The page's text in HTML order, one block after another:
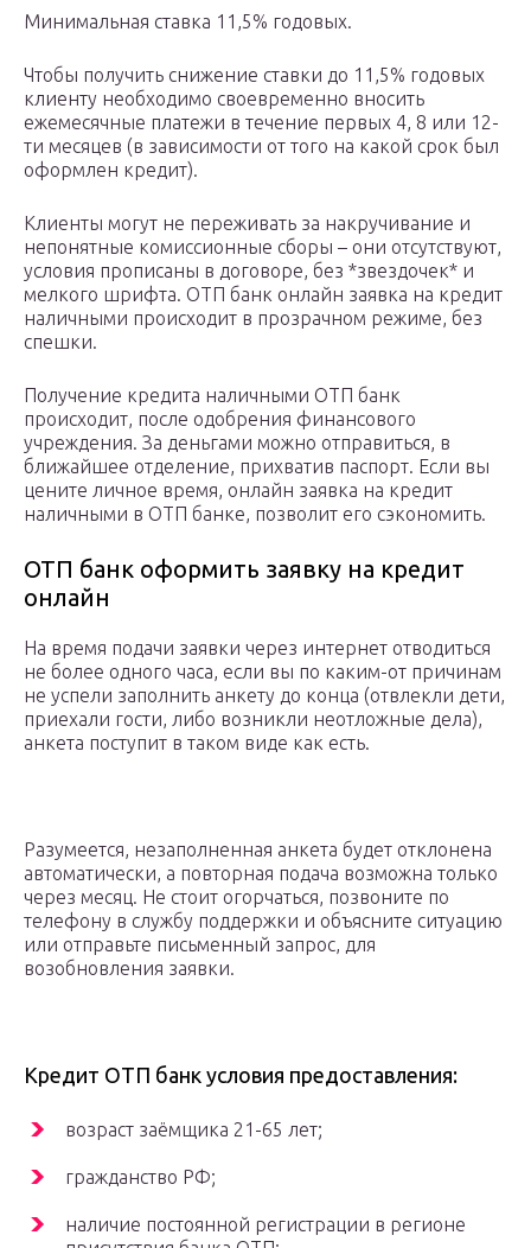
Минимальная ставка 11,5% годовых.
Чтобы получить снижение ставки до 11,5% годовых
клиенту необходимо своевременно вносить
ежемесячные платежи в течение первых 4, 8 или 12-
ти месяцев (в зависимости от того на какой срок был
оформлен кредит).
Клиенты могут не переживать за накручивание и
непонятные комиссионные сборы – они отсутствуют,
условия прописаны в договоре, без *звездочек* и
мелкого шрифта. ОТП банк онлайн заявка на кредит
наличными происходит в прозрачном режиме, без
спешки.
Получение кредита наличными ОТП банк
происходит, после одобрения финансового
учреждения. За деньгами можно отправиться, в
ближайшее отделение, прихватив паспорт. Если вы
цените личное время, онлайн заявка на кредит
наличными в ОТП банке, позволит его сэкономить.
ОТП банк оформить заявку на кредит
онлайн
На время подачи заявки через интернет отводиться
не более одного часа, если вы по каким-от причинам
не успели заполнить анкету до конца (отвлекли дети,
приехали гости, либо возникли неотложные дела),
анкета поступит в таком виде как есть.
Разумеется, незаполненная анкета будет отклонена
автоматически, а повторная подача возможна только
через месяц. Не стоит огорчаться, позвоните по
телефону в службу поддержки и объясните ситуацию
или отправьте письменный запрос, для
возобновления заявки.
Кредит ОТП банк условия предоставления:
возраст заёмщика 21-65 лет;
гражданство РФ;
наличие постоянной регистрации в регионе